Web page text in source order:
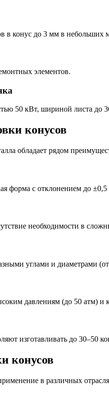
в конус до 3 мм в небольших
элементов.
50 кВт, шириной листа до
конусов
обладает рядом
форма с отклонением до
необходимости в
углами и диаметрами
давлениям (до 50 атм) и
изготавливать до 30–50
конусов
в различных